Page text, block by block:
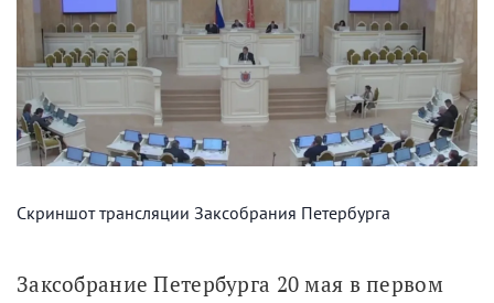
Скриншот трансляции Заксобрания Петербурга
Заксобрание Петербурга 20 мая в первом